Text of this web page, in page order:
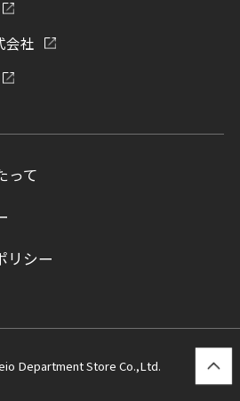
会社
って
リシー
Department Store Co.,Ltd.